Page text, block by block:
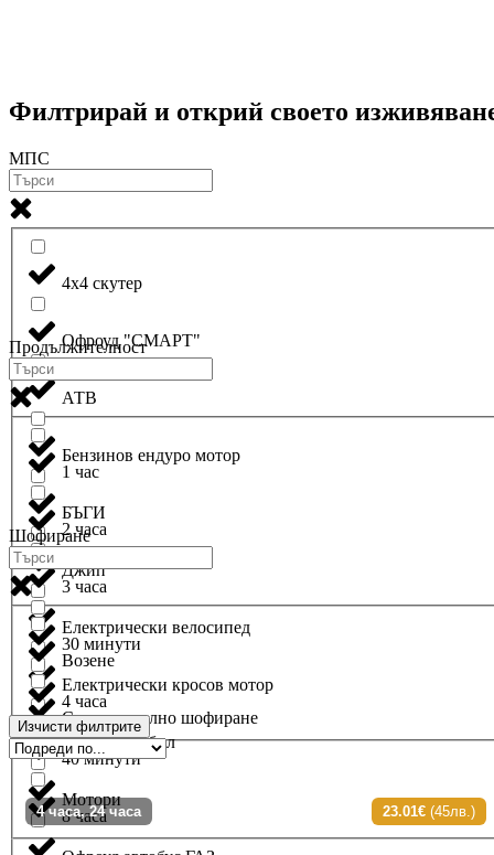
Филтрирай и открий своето
МПС
4х4 скутер
Oфроуд "СМАРТ"
АТВ
Бензинов ендуро мотор
БЪГИ
Джип
Електрически велосипед
Електрически кросов мотор
Лек автомобил
Мотори
Продължителност
1 час
2 часа
3 часа
30 минути
4 часа
40 минути
8 часа
Шофиране
Возене
Самостоятелно шофиране
Изчисти филтрите
4 часа, 24 часа 23.01€ (45лв.)